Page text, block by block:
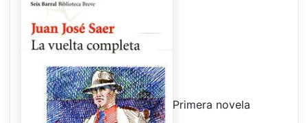
Primera novela